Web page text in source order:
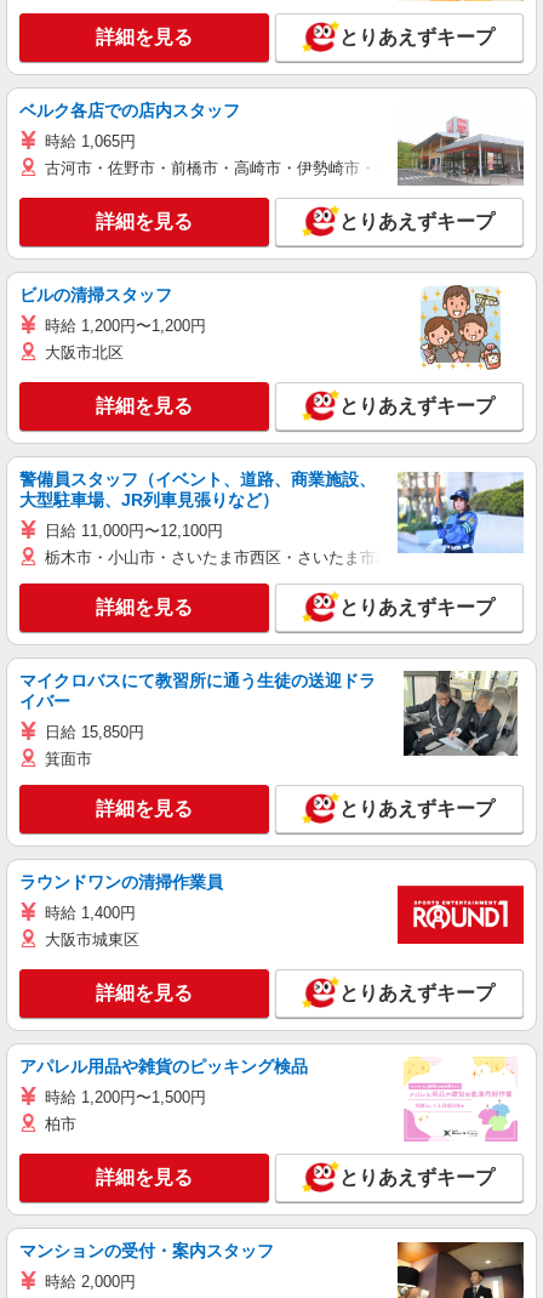
詳細を見る とりあえずキープ
ベルク各店での店内スタッフ
時給 1,065円
古河市・佐野市・前橋市・高崎市・伊勢崎市・太田市・館林市・藤
詳細を見る とりあえずキープ
ビルの清掃スタッフ
時給 1,200円〜1,200円
大阪市北区
詳細を見る とりあえずキープ
警備員スタッフ（イベント、道路、商業施設、
大型駐車場、JR列車見張りなど）
日給 11,000円〜12,100円
栃木市・小山市・さいたま市西区・さいたま市岩槻区・久喜市・蓮田
詳細を見る とりあえずキープ
マイクロバスにて教習所に通う生徒の送迎ドラ
イバー
日給 15,850円
箕面市
詳細を見る とりあえずキープ
ラウンドワンの清掃作業員
時給 1,400円
大阪市城東区
詳細を見る とりあえずキープ
アパレル用品や雑貨のピッキング検品
時給 1,200円〜1,500円
柏市
詳細を見る とりあえずキープ
マンションの受付・案内スタッフ
時給 2,000円